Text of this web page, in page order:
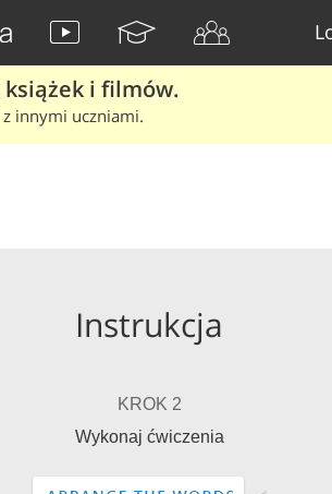
książek i filmów.
z innymi uczniami.
Instrukcja
KROK 2
Wykonaj ćwiczenia